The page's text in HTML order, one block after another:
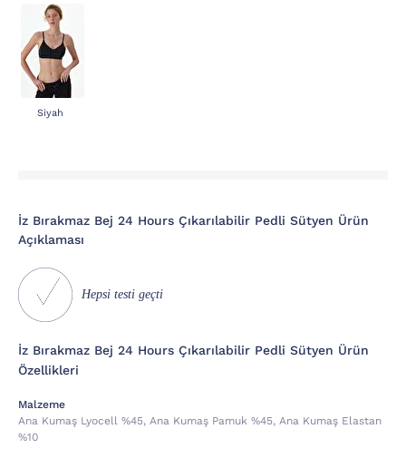
Siyah
İz Bırakmaz Bej 24 Hours Çıkarılabilir Pedli Sütyen Ürün
Açıklaması
Hepsi testi geçti
İz Bırakmaz Bej 24 Hours Çıkarılabilir Pedli Sütyen Ürün
Özellikleri
Malzeme
Ana Kumaş Lyocell %45, Ana Kumaş Pamuk %45, Ana Kumaş Elastan
%10